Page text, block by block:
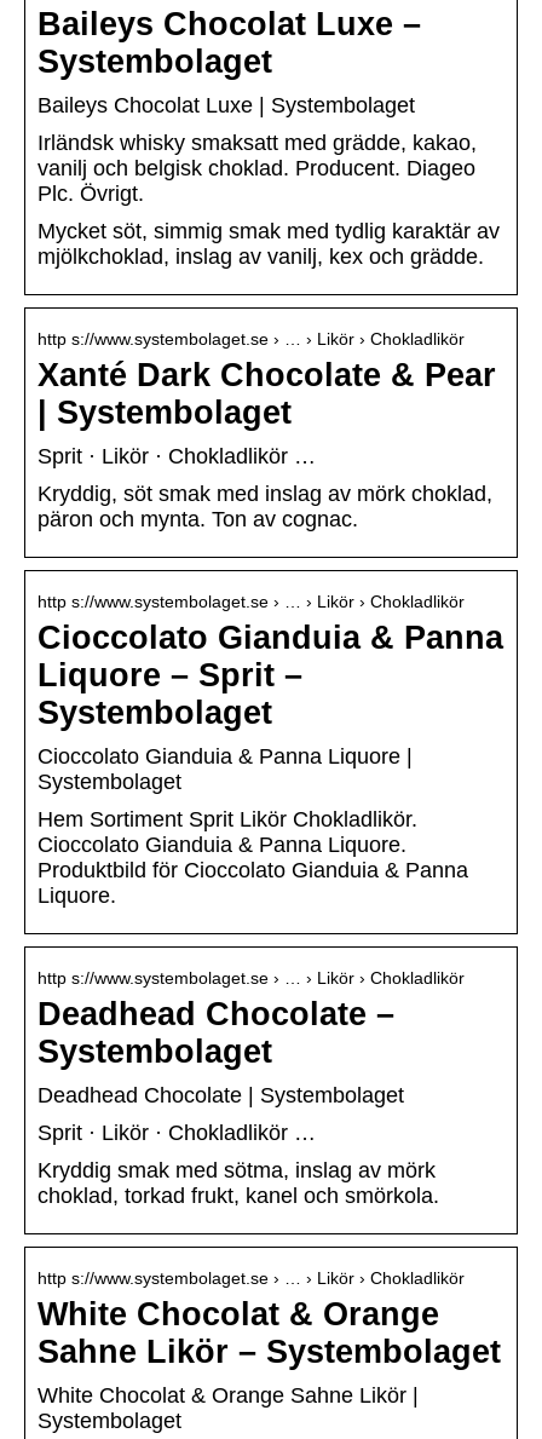
Baileys Chocolat Luxe –
Systembolaget
Baileys Chocolat Luxe | Systembolaget
Irländsk whisky smaksatt med grädde, kakao,
vanilj och belgisk choklad. Producent. Diageo
Plc. Övrigt.
Mycket söt, simmig smak med tydlig karaktär av
mjölkchoklad, inslag av vanilj, kex och grädde.
http s://www.systembolaget.se › … › Likör › Chokladlikör
Xanté Dark Chocolate & Pear
| Systembolaget
Sprit · Likör · Chokladlikör …
Kryddig, söt smak med inslag av mörk choklad,
päron och mynta. Ton av cognac.
http s://www.systembolaget.se › … › Likör › Chokladlikör
Cioccolato Gianduia & Panna
Liquore – Sprit –
Systembolaget
Cioccolato Gianduia & Panna Liquore |
Systembolaget
Hem Sortiment Sprit Likör Chokladlikör.
Cioccolato Gianduia & Panna Liquore.
Produktbild för Cioccolato Gianduia & Panna
Liquore.
http s://www.systembolaget.se › … › Likör › Chokladlikör
Deadhead Chocolate –
Systembolaget
Deadhead Chocolate | Systembolaget
Sprit · Likör · Chokladlikör …
Kryddig smak med sötma, inslag av mörk
choklad, torkad frukt, kanel och smörkola.
http s://www.systembolaget.se › … › Likör › Chokladlikör
White Chocolat & Orange
Sahne Likör – Systembolaget
White Chocolat & Orange Sahne Likör |
Systembolaget